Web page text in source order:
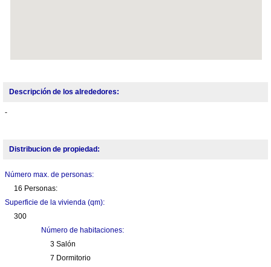
Descripción de los alrededores:
-
Distribucion de propiedad:
Número max. de personas:
16 Personas:
Superficie de la vivienda (qm):
300
Número de habitaciones:
3 Salón
7 Dormitorio